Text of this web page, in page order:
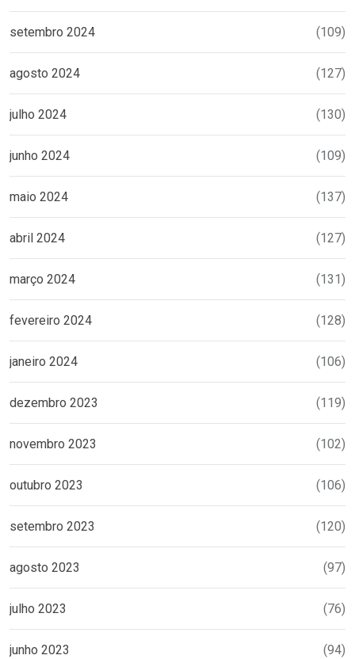
setembro 2024 (109)
agosto 2024 (127)
julho 2024 (130)
junho 2024 (109)
maio 2024 (137)
abril 2024 (127)
março 2024 (131)
fevereiro 2024 (128)
janeiro 2024 (106)
dezembro 2023 (119)
novembro 2023 (102)
outubro 2023 (106)
setembro 2023 (120)
agosto 2023 (97)
julho 2023 (76)
junho 2023 (94)